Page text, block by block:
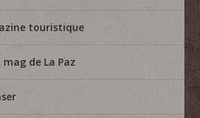
touristique
de La Paz